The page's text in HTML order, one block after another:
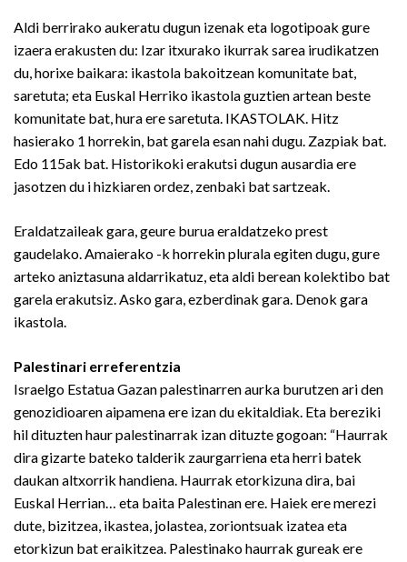
Aldi berrirako aukeratu dugun izenak eta logotipoak gure
izaera erakusten du: Izar itxurako ikurrak sarea irudikatzen
du, horixe baikara: ikastola bakoitzean komunitate bat,
saretuta; eta Euskal Herriko ikastola guztien artean beste
komunitate bat, hura ere saretuta. IKASTOLAK. Hitz
hasierako 1 horrekin, bat garela esan nahi dugu. Zazpiak bat.
Edo 115ak bat. Historikoki erakutsi dugun ausardia ere
jasotzen du i hizkiaren ordez, zenbaki bat sartzeak.
Eraldatzaileak gara, geure burua eraldatzeko prest
gaudelako. Amaierako -k horrekin plurala egiten dugu, gure
arteko aniztasuna aldarrikatuz, eta aldi berean kolektibo bat
garela erakutsiz. Asko gara, ezberdinak gara. Denok gara
ikastola.
Palestinari erreferentzia
Israelgo Estatua Gazan palestinarren aurka burutzen ari den
genozidioaren aipamena ere izan du ekitaldiak. Eta bereziki
hil dituzten haur palestinarrak izan dituzte gogoan: “Haurrak
dira gizarte bateko talderik zaurgarriena eta herri batek
daukan altxorrik handiena. Haurrak etorkizuna dira, bai
Euskal Herrian… eta baita Palestinan ere. Haiek ere merezi
dute, bizitzea, ikastea, jolastea, zoriontsuak izatea eta
etorkizun bat eraikitzea. Palestinako haurrak gureak ere